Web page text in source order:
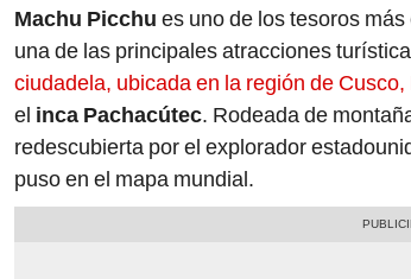
Machu Picchu es uno de los tesoros
una de las principales atracciones
ciudadela, ubicada en la región de Cusco,
el inca Pachacútec. Rodeada de
redescubierta por el explorador
puso en el mapa mundial.